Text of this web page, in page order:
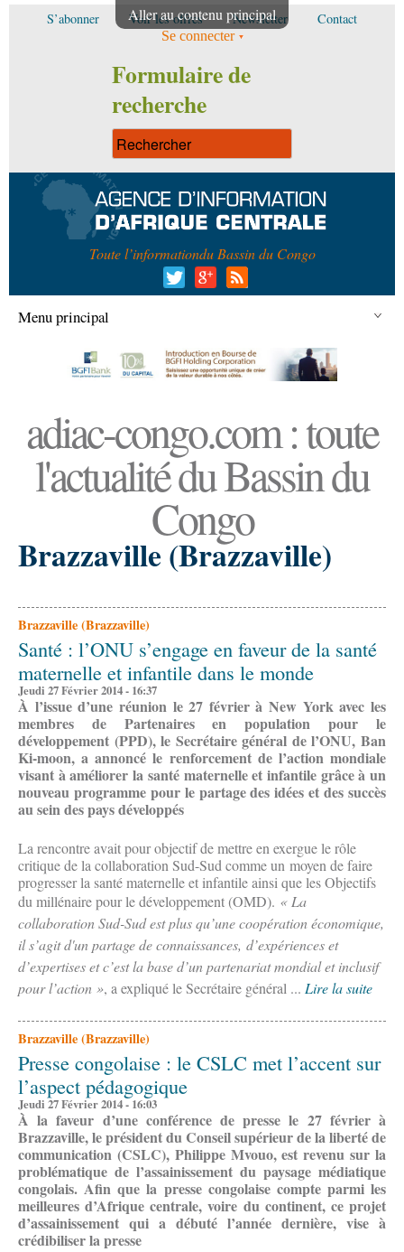
Aller au contenu principal
S’abonner Voir les offres Newsletter Contact
Se connecter
Formulaire de
recherche
Toute l’informationdu Bassin du Congo
Menu principal
adiac-congo.com : toute
l'actualité du Bassin du
Congo
Brazzaville (Brazzaville)
Brazzaville (Brazzaville)
Santé : l’ONU s’engage en faveur de la santé
maternelle et infantile dans le monde
Jeudi 27 Février 2014 - 16:37
À l’issue d’une réunion le 27 février à New York avec les
membres de Partenaires en population pour le
développement (PPD), le Secrétaire général de l’ONU, Ban
Ki-moon, a annoncé le renforcement de l’action mondiale
visant à améliorer la santé maternelle et infantile grâce à un
nouveau programme pour le partage des idées et des succès
au sein des pays développés
La rencontre avait pour objectif de mettre en exergue le rôle
critique de la collaboration Sud-Sud comme un moyen de faire
progresser la santé maternelle et infantile ainsi que les Objectifs
du millénaire pour le développement (OMD). « La
collaboration Sud-Sud est plus qu’une coopération économique,
il s’agit d'un partage de connaissances, d’expériences et
d’expertises et c’est la base d’un partenariat mondial et inclusif
pour l’action », a expliqué le Secrétaire général ... Lire la suite
Brazzaville (Brazzaville)
Presse congolaise : le CSLC met l’accent sur
l’aspect pédagogique
Jeudi 27 Février 2014 - 16:03
À la faveur d’une conférence de presse le 27 février à
Brazzaville, le président du Conseil supérieur de la liberté de
communication (CSLC), Philippe Mvouo, est revenu sur la
problématique de l’assainissement du paysage médiatique
congolais. Afin que la presse congolaise compte parmi les
meilleures d’Afrique centrale, voire du continent, ce projet
d’assainissement qui a débuté l’année dernière, vise à
crédibiliser la presse